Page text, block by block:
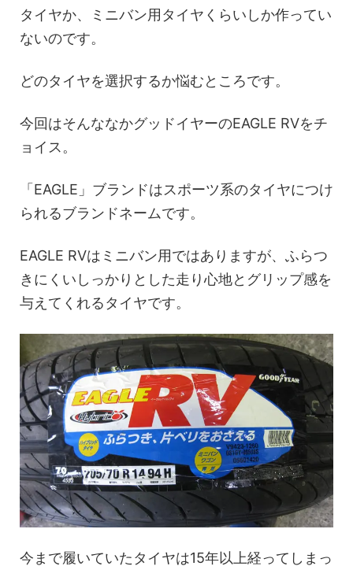
タイヤか、ミニバン用タイヤくらいしか作ってい
ないのです。
どのタイヤを選択するか悩むところです。
今回はそんななかグッドイヤーのEAGLE RVをチ
ョイス。
「EAGLE」ブランドはスポーツ系のタイヤにつけ
られるブランドネームです。
EAGLE RVはミニバン用ではありますが、ふらつ
きにくいしっかりとした走り心地とグリップ感を
与えてくれるタイヤです。
今まで履いていたタイヤは15年以上経ってしまっ